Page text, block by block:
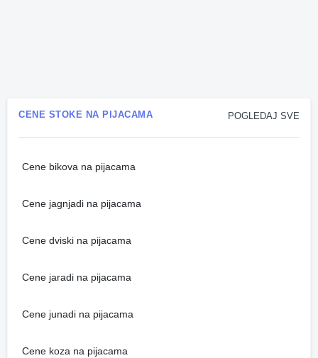
POGLEDAJ SVE
CENE STOKE NA PIJACAMA
Cene bikova na pijacama
Cene jagnjadi na pijacama
Cene dviski na pijacama
Cene jaradi na pijacama
Cene junadi na pijacama
Cene koza na pijacama